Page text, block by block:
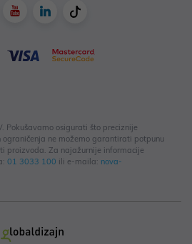
Pokušavamo osigurati što preciznije
ne možemo garantirati potpunu
proizvoda. Za najažurnije informacije
01 3033 100 ili e-maila: nova-